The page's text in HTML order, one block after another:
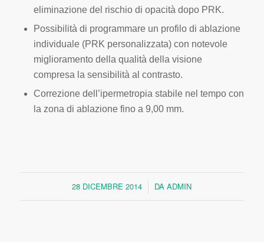
eliminazione del rischio di opacità dopo PRK.
Possibilità di programmare un profilo di ablazione
individuale (PRK personalizzata) con notevole
miglioramento della qualità della visione
compresa la sensibilità al contrasto.
Correzione dell’ipermetropia stabile nel tempo con
la zona di ablazione fino a 9,00 mm.
28 DICEMBRE 2014
/ DAADMIN